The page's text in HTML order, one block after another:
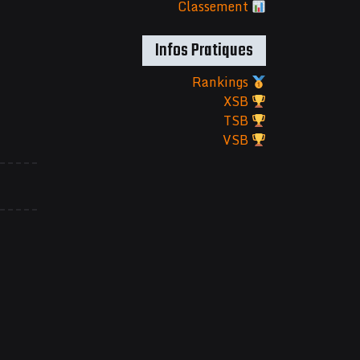
Classement
Infos Pratiques
Rankings
XSB
TSB
VSB